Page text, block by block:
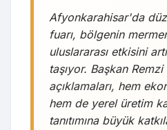
Afyonkarahisar'da
fuarı, bölgenin
uluslararası etkisini
taşıyor. Başkan
açıklamaları, hem
hem de yerel üretim
tanıtımına büyük